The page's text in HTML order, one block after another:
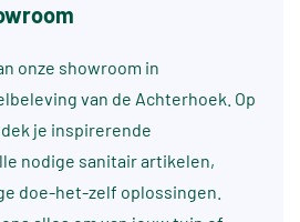
onze showroom in
van de Achterhoek. Op
je inspirerende
nodige sanitair artikelen,
doe-het-zelf oplossingen.